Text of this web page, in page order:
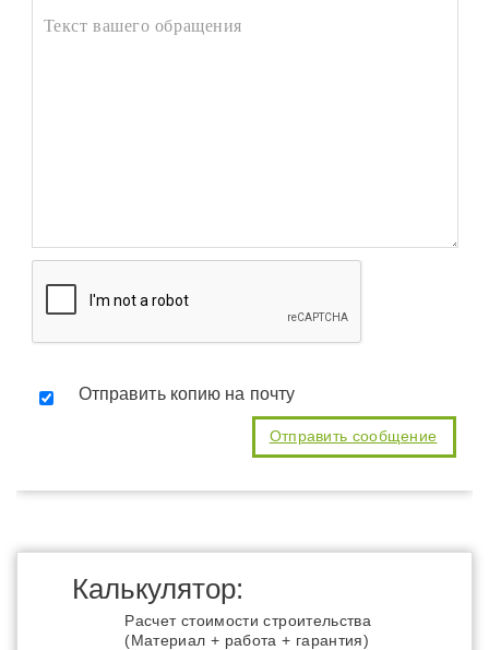
Отправить копию на почту
Калькулятор:
Расчет стоимости строительства
(Материал + работа + гарантия)